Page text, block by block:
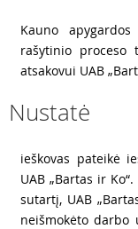
Kauno
rašytinio proceso
atsakovui UAB
Nustatė
ieškovas pateikė
UAB „Bartas ir
sutartį, UAB
neišmokėto darbo